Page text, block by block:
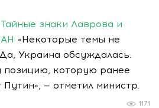
знаки Лаврова и
«Некоторые темы не
Украина обсуждалась.
позицию, которую ранее
— отметил министр.
1171